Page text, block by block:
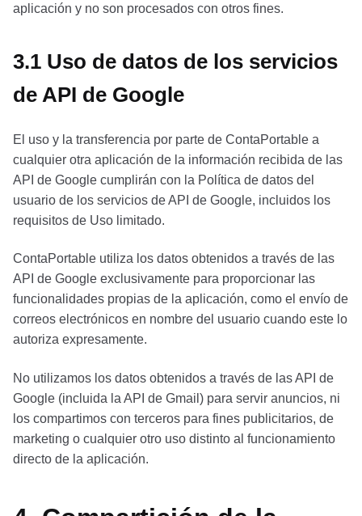
aplicación y no son procesados con otros fines.
3.1 Uso de datos de los servicios
de API de Google
El uso y la transferencia por parte de ContaPortable a
cualquier otra aplicación de la información recibida de las
API de Google cumplirán con la Política de datos del
usuario de los servicios de API de Google, incluidos los
requisitos de Uso limitado.
ContaPortable utiliza los datos obtenidos a través de las
API de Google exclusivamente para proporcionar las
funcionalidades propias de la aplicación, como el envío de
correos electrónicos en nombre del usuario cuando este lo
autoriza expresamente.
No utilizamos los datos obtenidos a través de las API de
Google (incluida la API de Gmail) para servir anuncios, ni
los compartimos con terceros para fines publicitarios, de
marketing o cualquier otro uso distinto al funcionamiento
directo de la aplicación.